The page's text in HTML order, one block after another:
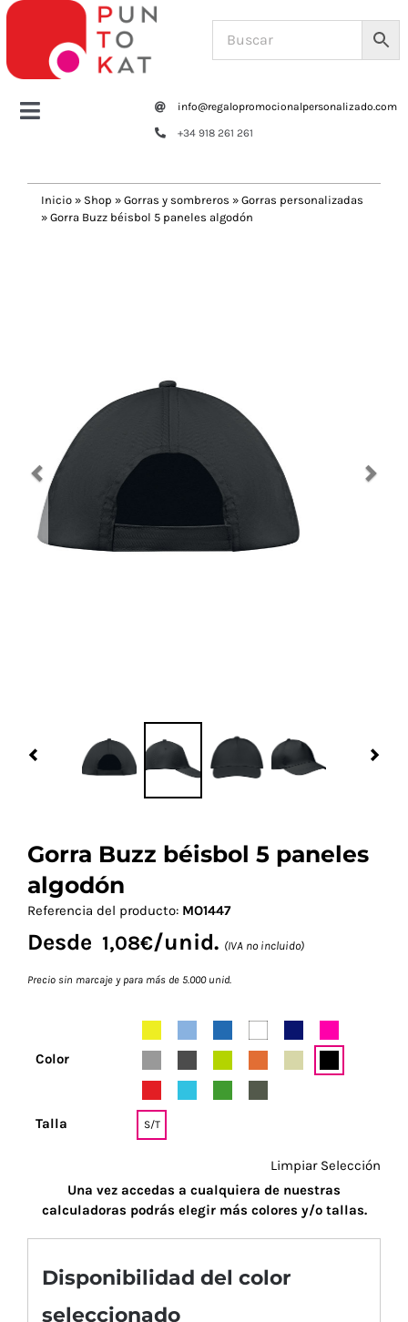
Saltar
contenido
Toggle
Tazas y botellas
Navidad 🎄 Invierno
Tecnología
info@regalopromocionalpersonalizado.com
+34 918 261 261
Inicio » Shop » Gorras y sombreros » Gorras personalizadas
» Gorra Buzz béisbol 5 paneles algodón
Previous
Gorra Buzz béisbol 5 paneles
algodón
Referencia del producto: MO1447
Desde 1,08€/unid. (IVA no incluido)
Precio sin marcaje y para más de 5.000 unid.
Color
Talla S/T
Limpiar Selección
Una vez accedas a cualquiera de nuestras
calculadoras podrás elegir más colores y/o tallas.
Disponibilidad del color
seleccionado